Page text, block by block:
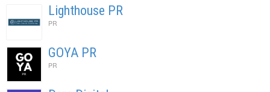
Lighthouse PR
PR
GOYA PR
PR